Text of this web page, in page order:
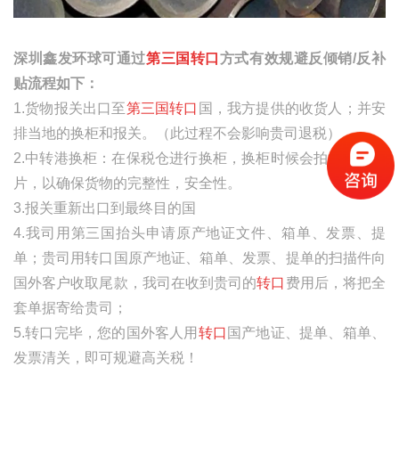
深圳鑫发环球可通过第三国转口 方式有效规避反倾销/反补
贴流程如下：
1.货物报关出口至第三国转口 国，我方提供的收货人；并安
排当地的换柜和报关。（此过程不会影响贵司退税）
2.中转港换柜：在保税仓进行换柜，换柜时候会拍摄换柜照
片，以确保货物的完整性，安全性。
3.报关重新出口到最终目的国
4.我司用第三国抬头申请原产地证文件、箱单、发票、提
单；贵司用转口国原产地证、箱单、发票、提单的扫描件向
国外客户收取尾款，我司在收到贵司的转口 费用后，将把全
套单据寄给贵司；
5.转口完毕，您的国外客人用 转口 国产地证、提单、箱单、
发票清关，即可规避高关税！